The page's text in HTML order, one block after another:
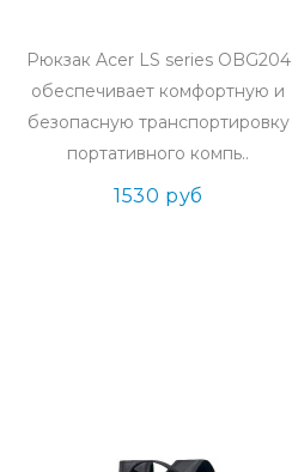
Рюкзак Acer LS series OBG204
обеспечивает комфортную и
безопасную транспортировку
портативного компь..
1530 руб